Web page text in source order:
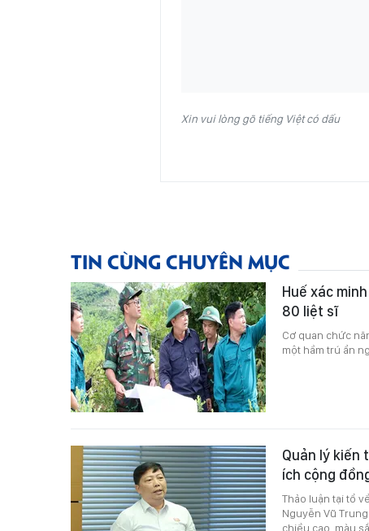
Xin vui lòng gõ tiếng Việt có dấu
TIN CÙNG CHUYÊN MỤC
Huế xác
80 liệt sĩ
Cơ quan chức
một hầm trú ẩn
Quản lý kiến
ích cộng
Thảo luận tại tổ
Nguyễn Vũ
chiều cao, màu